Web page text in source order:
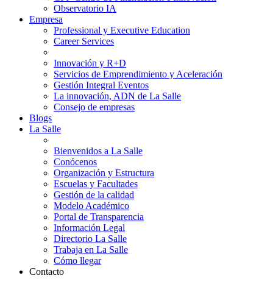
Observatorio IA
Empresa
Professional y Executive Education
Career Services
Innovación y R+D
Servicios de Emprendimiento y Aceleración
Gestión Integral Eventos
La innovación, ADN de La Salle
Consejo de empresas
Blogs
La Salle
Bienvenidos a La Salle
Conócenos
Organización y Estructura
Escuelas y Facultades
Gestión de la calidad
Modelo Académico
Portal de Transparencia
Información Legal
Directorio La Salle
Trabaja en La Salle
Cómo llegar
Contacto